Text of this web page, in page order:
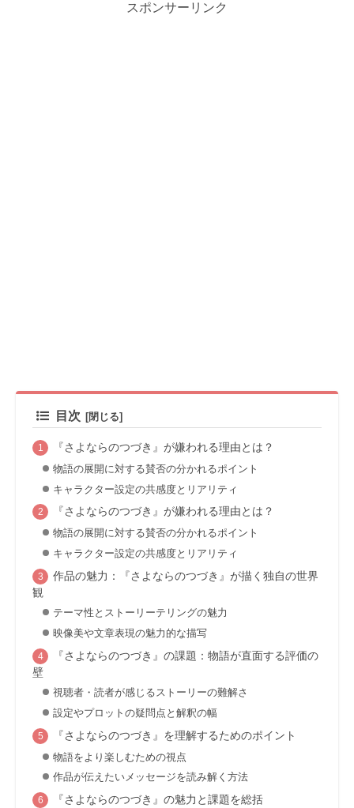
スポンサーリンク
目次
『さよならのつづき』が嫌われる理由とは？
物語の展開に対する賛否の分かれるポイント
キャラクター設定の共感度とリアリティ
『さよならのつづき』が嫌われる理由とは？
物語の展開に対する賛否の分かれるポイント
キャラクター設定の共感度とリアリティ
作品の魅力：『さよならのつづき』が描く独自の世界
観
テーマ性とストーリーテリングの魅力
映像美や文章表現の魅力的な描写
『さよならのつづき』の課題：物語が直面する評価の
壁
視聴者・読者が感じるストーリーの難解さ
設定やプロットの疑問点と解釈の幅
『さよならのつづき』を理解するためのポイント
物語をより楽しむための視点
作品が伝えたいメッセージを読み解く方法
『さよならのつづき』の魅力と課題を総括